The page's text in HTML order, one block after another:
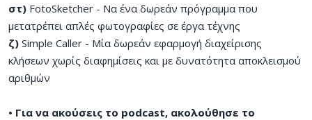
στ) FotoSketcher - Να ένα δωρεάν πρόγραμμα που
μετατρέπει απλές φωτογραφίες σε έργα τέχνης
ζ) Simple Caller - Μία δωρεάν εφαρμογή διαχείρισης
κλήσεων χωρίς διαφημίσεις και με δυνατότητα αποκλεισμού
αριθμών
• Για να ακούσεις το podcast, ακολούθησε το